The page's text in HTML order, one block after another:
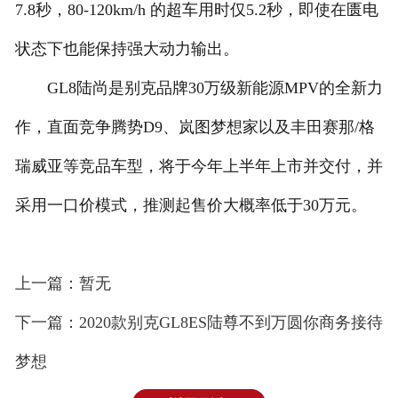
7.8秒，80-120km/h 的超车用时仅5.2秒，即使在匮电
状态下也能保持强大动力输出。
GL8陆尚是别克品牌30万级新能源MPV的全新力
作，直面竞争腾势D9、岚图梦想家以及丰田赛那/格
瑞威亚等竞品车型，将于今年上半年上市并交付，并
采用一口价模式，推测起售价大概率低于30万元。
上一篇：暂无
下一篇：2020款别克GL8ES陆尊不到万圆你商务接待
梦想